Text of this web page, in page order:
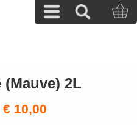
2L
€ 10,00